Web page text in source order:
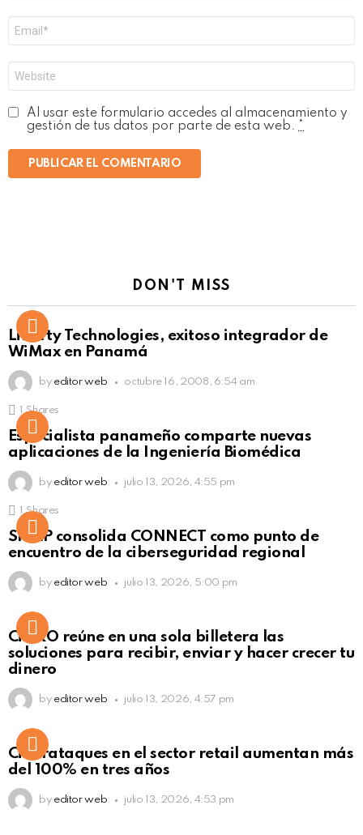
electrónico
*
Al usar este formulario accedes al almacenamiento y
gestión de tus datos por parte de esta web.
DON'T MISS
Liberty Technologies, exitoso integrador de
WiMax en Panamá
by editor web octubre 16, 2008, 6:54 am
Click to view this post
Shares
Especialista panameño comparte nuevas
aplicaciones de la Ingeniería Biomédica
by editor web julio 13, 2026, 4:55 pm
Click to view this post
Shares
SISAP consolida CONNECT como punto de
encuentro de la ciberseguridad regional
by editor web julio 13, 2026, 5:00 pm
Not Safe For Work
Click to view this post
CiNKO reúne en una sola billetera las
soluciones para recibir, enviar y hacer crecer tu
dinero
by editor web julio 13, 2026, 4:57 pm
Ciberataques en el sector retail aumentan más
del 100% en tres años
by editor web julio 13, 2026, 4:53 pm